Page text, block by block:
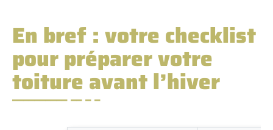
En bref : votre checklist
pour préparer votre
toiture avant l’hiver